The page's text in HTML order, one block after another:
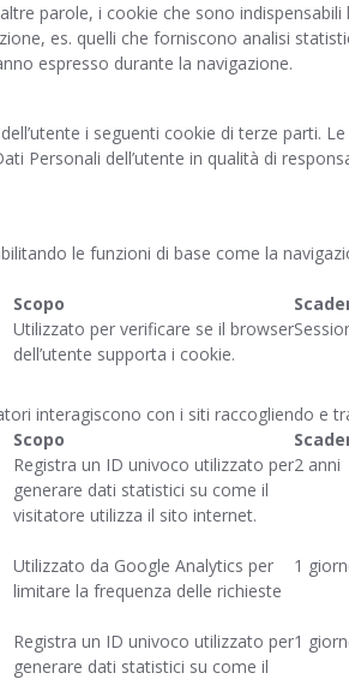
parole, i cookie che sono
es. quelli che forniscono analisi
espresso durante la navigazione.
i seguenti cookie di terze parti.
Personali dell’utente in qualità di
le funzioni di base come la
Scopo
Utilizzato per verificare se il browser
dell’utente supporta i cookie.
interagiscono con i siti raccogliendo e
Scopo
Registra un ID univoco utilizzato per
generare dati statistici su come il
visitatore utilizza il sito internet.
2 anni
Utilizzato da Google Analytics per
limitare la frequenza delle richieste
1
Registra un ID univoco utilizzato per
generare dati statistici su come il
1